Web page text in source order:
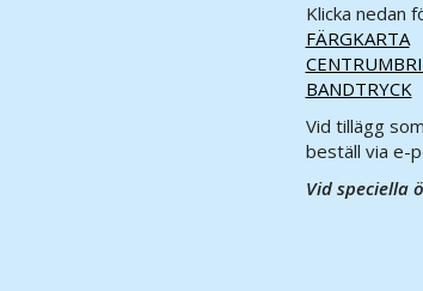
Klicka nedan
FÄRGKARTA
BANDTRYCK
Vid tillägg
beställ via e-
Vid speciella